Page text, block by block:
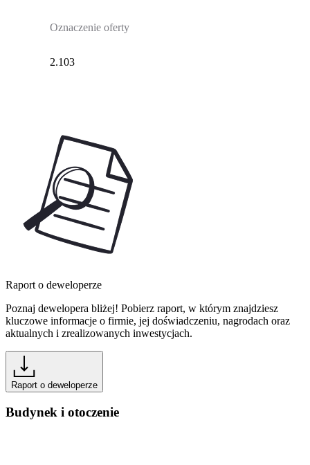
Oznaczenie oferty
2.103
Raport o deweloperze
Poznaj dewelopera bliżej! Pobierz raport, w którym znajdziesz
kluczowe informacje o firmie, jej doświadczeniu, nagrodach oraz
aktualnych i zrealizowanych inwestycjach.
Raport o deweloperze
Budynek i otoczenie